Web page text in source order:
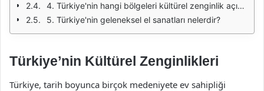
4. Türkiye'nin hangi bölgeleri kültürel zenginlik açısından öne çıkmaktadır?
5. Türkiye'nin geleneksel el sanatları nelerdir?
Türkiye’nin Kültürel Zenginlikleri
Türkiye, tarih boyunca birçok medeniyete ev sahipliği